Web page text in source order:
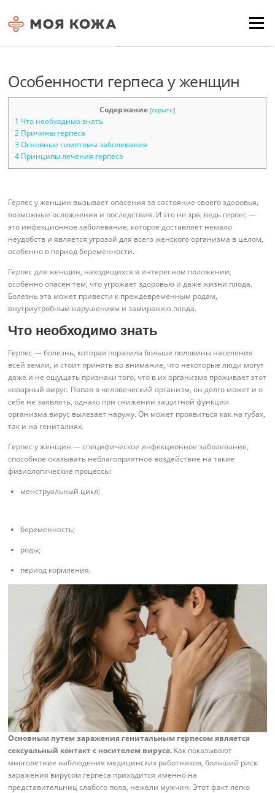
Menu
Особенности герпеса у женщин
Содержание [скрыть]
1 Что необходимо знать
2 Причины герпеса
3 Основные симптомы заболевания
4 Принципы лечения герпеса
Герпес у женщин вызывает опасения за состояние своего здоровья,
возможные осложнения и последствия. И это не зря, ведь герпес —
это инфекционное заболевание, которое доставляет немало
неудобств и является угрозой для всего женского организма в целом,
особенно в период беременности.
Герпес для женщин, находящихся в интересном положении,
особенно опасен тем, что угрожает здоровью и даже жизни плода.
Болезнь эта может привести к преждевременным родам,
внутриутробным нарушениям и замиранию плода.
Что необходимо знать
Герпес — болезнь, которая поразила больше половины населения
всей земли, и стоит принять во внимание, что некоторые люди могут
даже и не ощущать признаки того, что в их организме проживает этот
коварный вирус. Попав в человеческий организм, он долго может и о
себе не заявлять, однако при снижении защитной функции
организма вирус вылезает наружу. Он может проявиться как на губах,
так и на гениталиях.
Герпес у женщин — специфическое инфекционное заболевание,
способное оказывать неблагоприятное воздействие на такие
физиологические процессы:
менструальный цикл;
беременность;
роды;
период кормления.
Основным путем заражения генитальным герпесом является
сексуальный контакт с носителем вируса. Как показывают
многолетние наблюдения медицинских работников, больший риск
заражения вирусом герпеса приходится именно на
представительниц слабого пола, нежели мужчин. Этот факт легко
Для любых предложений по